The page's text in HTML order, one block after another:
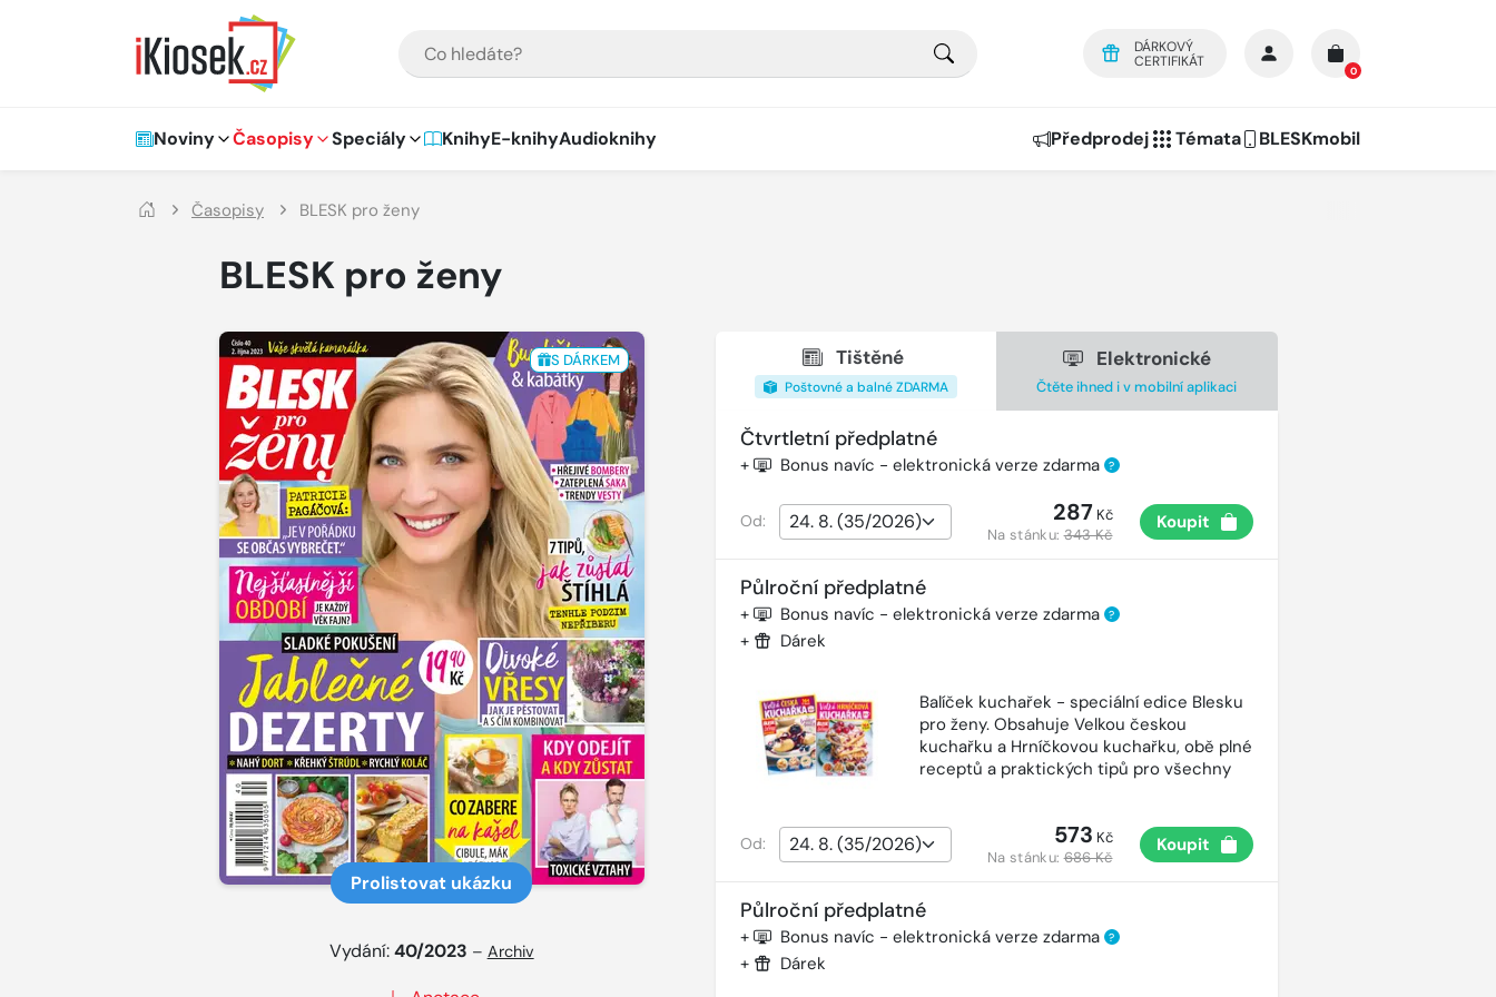
DÁRKOVÝ
CERTIFIKÁT
0
Hlavní navigace
Noviny Časopisy Speciály KnihyE-knihyAudioknihy Předprodej Témata BLESKmobil
Časopisy BLESK pro ženy
BLESK pro ženy
S DÁRKEM
Prolistovat ukázku
Vydání:40/2023 – Archiv
Tištěné
Poštovné a balné ZDARMA
Elektronické
Čtěte ihned i v mobilní aplikaci
Čtvrtletní předplatné
+ Bonus navíc - elektronická verze zdarma ?
Od: 287 Kč
Na stánku:343 Kč
Koupit
Půlroční předplatné
+ Bonus navíc - elektronická verze zdarma ?
+ Dárek
Balíček kuchařek - speciální edice Blesku
pro ženy. Obsahuje Velkou českou
kuchařku a Hrníčkovou kuchařku, obě plné
receptů a praktických tipů pro všechny
Od: 573 Kč
Na stánku:686 Kč
Koupit
Půlroční předplatné
+ Bonus navíc - elektronická verze zdarma ?
+ Dárek